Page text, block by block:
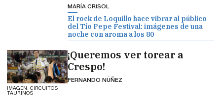
MARÍA CRISOL
El rock de Loquillo hace vibrar al público
del Tío Pepe Festival: imágenes de una
noche con aroma a los 80
IMAGEN: CIRCUITOS
TAURINOS
¡Queremos ver torear a
Crespo!
FERNANDO NÚÑEZ